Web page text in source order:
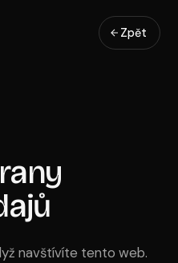
Zpět
navštívíte tento web.